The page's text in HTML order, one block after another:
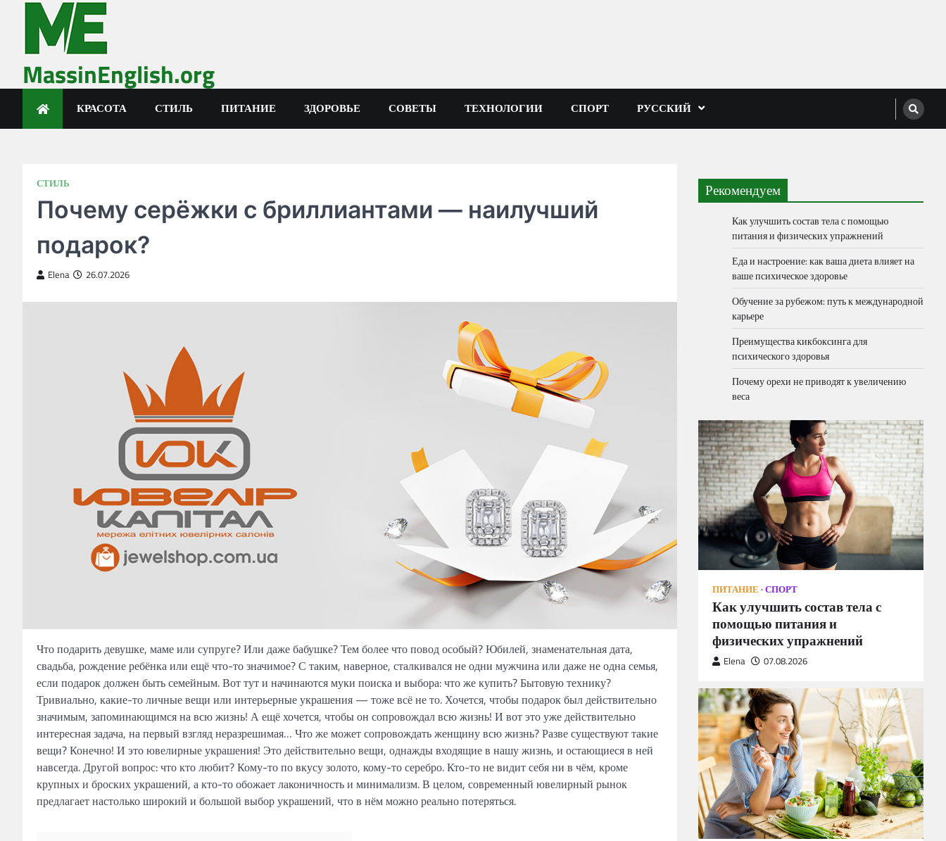
MassinEnglish.org
КРАСОТА СТИЛЬ ПИТАНИЕ ЗДОРОВЬЕ СОВЕТЫ ТЕХНОЛОГИИ СПОРТ РУССКИЙ
СТИЛЬ
Почему серёжки с бриллиантами — наилучший
подарок?
Elena 26.07.2026
Что подарить девушке, маме или супруге? Или даже бабушке? Тем более что повод особый? Юбилей, знаменательная дата,
свадьба, рождение ребёнка или ещё что-то значимое? С таким, наверное, сталкивался не одни мужчина или даже не одна семья,
если подарок должен быть семейным. Вот тут и начинаются муки поиска и выбора: что же купить? Бытовую технику?
Тривиально, какие-то личные вещи или интерьерные украшения — тоже всё не то. Хочется, чтобы подарок был действительно
значимым, запоминающимся на всю жизнь! А ещё хочется, чтобы он сопровождал всю жизнь! И вот это уже действительно
интересная задача, на первый взгляд неразрешимая… Что же может сопровождать женщину всю жизнь? Разве существуют такие
вещи? Конечно! И это ювелирные украшения! Это действительно вещи, однажды входящие в нашу жизнь, и остающиеся в ней
навсегда. Другой вопрос: что кто любит? Кому-то по вкусу золото, кому-то серебро. Кто-то не видит себя ни в чём, кроме
крупных и броских украшений, а кто-то обожает лаконичность и минимализм. В целом, современный ювелирный рынок
предлагает настолько широкий и большой выбор украшений, что в нём можно реально потеряться.
Рекомендуем
Как улучшить состав тела с помощью
питания и физических упражнений
Еда и настроение: как ваша диета влияет на
ваше психическое здоровье
Обучение за рубежом: путь к международной
карьере
Преимущества кикбоксинга для
психического здоровья
Почему орехи не приводят к увеличению
веса
ПИТАНИЕ СПОРТ
Как улучшить состав тела с
помощью питания и
физических упражнений
Elena 07.08.2026